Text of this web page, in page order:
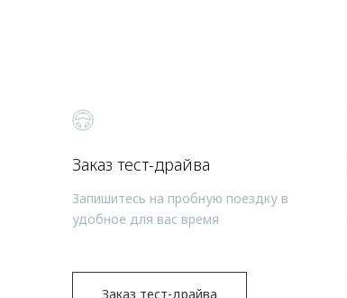
Заказ тест-драйва
Запишитесь на пробную поездку в
удобное для вас время
Заказ тест-драйва